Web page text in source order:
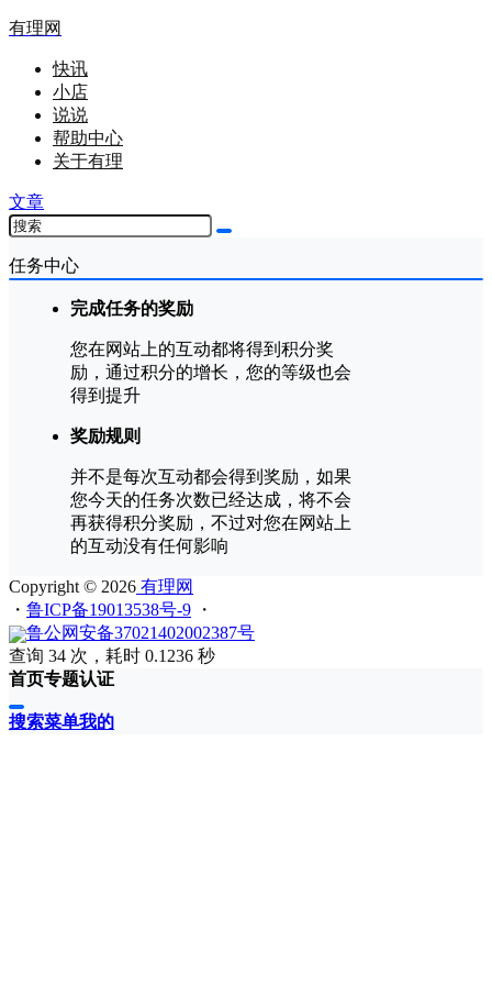
有理网
快讯
小店
说说
帮助中心
关于有理
文章
任务中心
完成任务的奖励
您在网站上的互动都将得到积分奖
励，通过积分的增长，您的等级也会
得到提升
奖励规则
并不是每次互动都会得到奖励，如果
您今天的任务次数已经达成，将不会
再获得积分奖励，不过对您在网站上
的互动没有任何影响
Copyright © 2026 有理网
・ 鲁ICP备19013538号-9
・
鲁公网安备37021402002387号
查询 34 次，耗时 0.1236 秒
首页专题认证
搜索菜单我的